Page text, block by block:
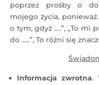
poprzez prośby o
mojego życia,
o tym, gdyż ….”, „To mi
do …..”, To różni się
Informacja zwrotna.